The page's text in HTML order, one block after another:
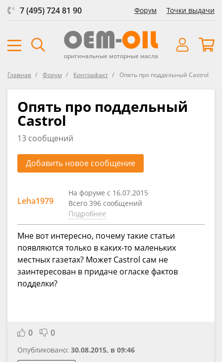
7 (495) 724 81 90 Форум Точки выдачи
оригинальные моторные масла
Главная Форум Контрафакт Опять про поддельный Castrol
Опять про поддельный
Castrol
13 сообщений
Добавить новое сообщение
Leha1979
На форуме с 16.07.2015
Всего 396 сообщений
Подробнее
Мне вот интересно, почему такие статьи
появляются только в каких-то маленьких
местных газетах? Может Castrol сам не
заинтересован в придаче огласке фактов
подделки?
0 0
Опубликовано: 30.08.2015, в 09:46